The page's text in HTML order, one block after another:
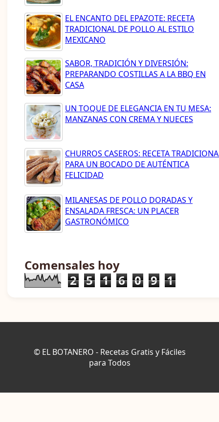
EL ENCANTO DEL EPAZOTE: RECETA
TRADICIONAL DE POLLO AL ESTILO
MEXICANO
SABOR, TRADICIÓN Y DIVERSIÓN:
PREPARANDO COSTILLAS A LA BBQ EN
CASA
UN TOQUE DE ELEGANCIA EN TU MESA:
MANZANAS CON CREMA Y NUECES
CHURROS CASEROS: RECETA
PARA UN BOCADO DE AUTÉNTICA
FELICIDAD
MILANESAS DE POLLO DORADAS Y
ENSALADA FRESCA: UN PLACER
GASTRONÓMICO
Comensales hoy
2 5 1 6 0 9 1
© EL BOTANERO - Recetas Gratis y Fáciles
para Todos